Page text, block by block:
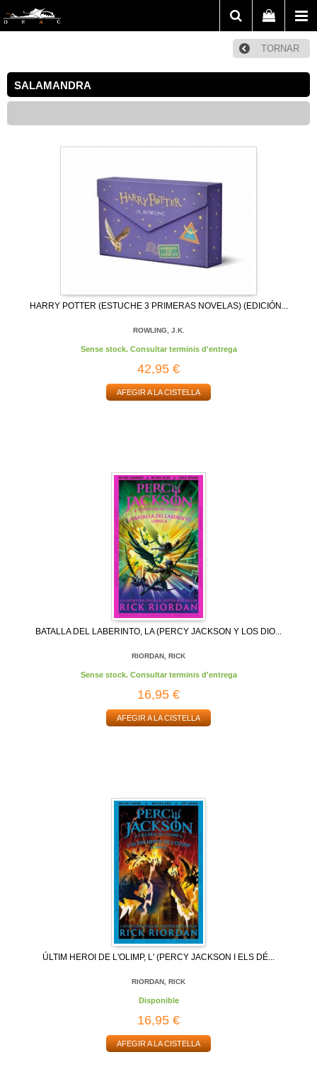
TORNAR
SALAMANDRA
HARRY POTTER (ESTUCHE 3 PRIMERAS NOVELAS) (EDICIÓN...
ROWLING, J.K.
Sense stock. Consultar terminis d'entrega
42,95 €
AFEGIR A LA CISTELLA
BATALLA DEL LABERINTO, LA (PERCY JACKSON Y LOS DIO...
RIORDAN, RICK
Sense stock. Consultar terminis d'entrega
16,95 €
AFEGIR A LA CISTELLA
ÚLTIM HEROI DE L'OLIMP, L' (PERCY JACKSON I ELS DÉ...
RIORDAN, RICK
Disponible
16,95 €
AFEGIR A LA CISTELLA